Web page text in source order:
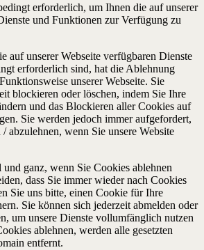
erforderlich, um Ihnen die auf unserer
und Funktionen zur Verfügung zu
auf unserer Webseite verfügbaren Dienste
erforderlich sind, hat die Ablehnung
unserer Webseite. Sie
blockieren oder löschen, indem Sie Ihre
und das Blockieren aller Cookies auf
Sie werden jedoch immer aufgefordert,
abzulehnen, wenn Sie unsere Website
ganz, wenn Sie Cookies ablehnen
dass Sie immer wieder nach Cookies
Sie uns bitte, einen Cookie für Ihre
Sie können sich jederzeit abmelden oder
um unsere Dienste vollumfänglich nutzen
ablehnen, werden alle gesetzten
entfernt.